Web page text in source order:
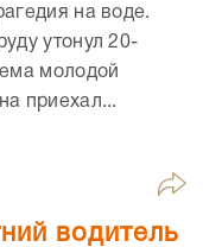
на воде.
утонул 20-
молодой
приехал...
водитель